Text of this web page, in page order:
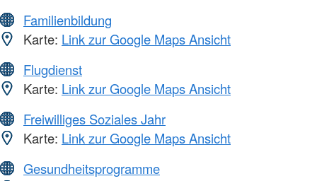
Familienbildung
Karte: Link zur Google Maps Ansicht
Flugdienst
Karte: Link zur Google Maps Ansicht
Freiwilliges Soziales Jahr
Karte: Link zur Google Maps Ansicht
Gesundheitsprogramme